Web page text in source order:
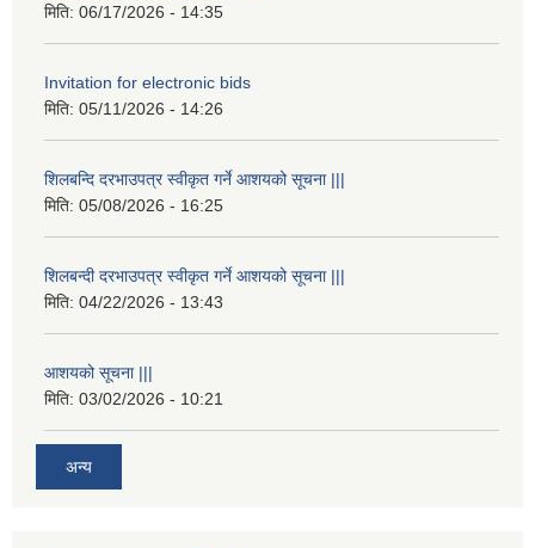
मिति: 06/17/2026 - 14:35
Invitation for electronic bids
मिति: 05/11/2026 - 14:26
शिलबन्दि दरभाउपत्र स्वीकृत गर्ने आशयको सूचना |||
मिति: 05/08/2026 - 16:25
शिलबन्दी दरभाउपत्र स्वीकृत गर्ने आशयको सूचना |||
मिति: 04/22/2026 - 13:43
आशयको सूचना |||
मिति: 03/02/2026 - 10:21
अन्य